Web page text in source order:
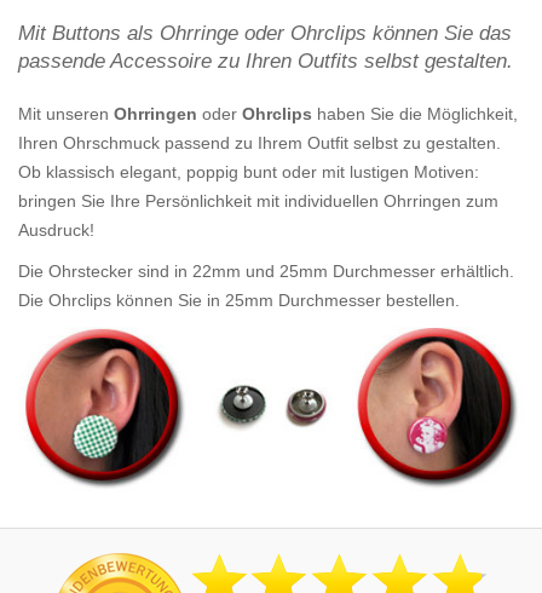
Mit Buttons als Ohrringe oder Ohrclips können Sie das
passende Accessoire zu Ihren Outfits selbst gestalten.
Mit unseren Ohrringen oder Ohrclips haben Sie die Möglichkeit,
Ihren Ohrschmuck passend zu Ihrem Outfit selbst zu gestalten.
Ob klassisch elegant, poppig bunt oder mit lustigen Motiven:
bringen Sie Ihre Persönlichkeit mit individuellen Ohrringen zum
Ausdruck!
Die Ohrstecker sind in 22mm und 25mm Durchmesser erhältlich.
Die Ohrclips können Sie in 25mm Durchmesser bestellen.